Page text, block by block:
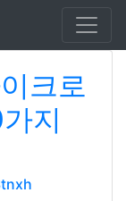
크로
지